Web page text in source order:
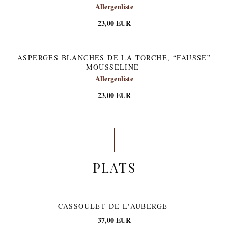
Allergenliste
23,00 EUR
ASPERGES BLANCHES DE LA TORCHE, “FAUSSE”
MOUSSELINE
Allergenliste
23,00 EUR
PLATS
CASSOULET DE L'AUBERGE
37,00 EUR